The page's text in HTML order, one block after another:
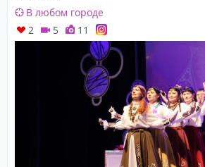
В любом городе
2
5 11